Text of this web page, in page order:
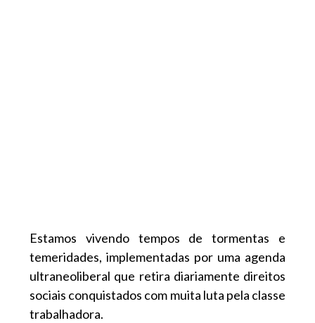
Estamos vivendo tempos de tormentas e
temeridades, implementadas por uma agenda
ultraneoliberal que retira diariamente direitos
sociais conquistados com muita luta pela classe
trabalhadora.